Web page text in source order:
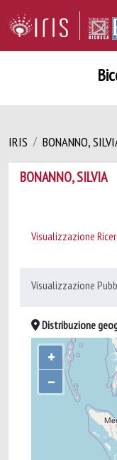
IRIS BONANNO,
BONANNO, SILVIA
Visualizzazione
Visualizzazione
Distribuzione
+
–